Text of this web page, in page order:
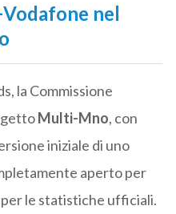
nel
la Commissione
Multi-Mno, con
iniziale di uno
aperto per
le statistiche ufficiali.